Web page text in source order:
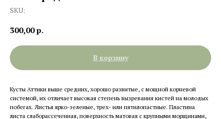
SKU:
300,00р.
В корзину
Кусты Аттики выше средних, хорошо развитые, с мощной корневой
системой, их отличает высокая степень вызревания кистей на молодых
побегах. Листья ярко-зеленые, трех- или пятилопастные. Пластина
листа слаборассеченная, поверхность матовая с крупными морщинами,